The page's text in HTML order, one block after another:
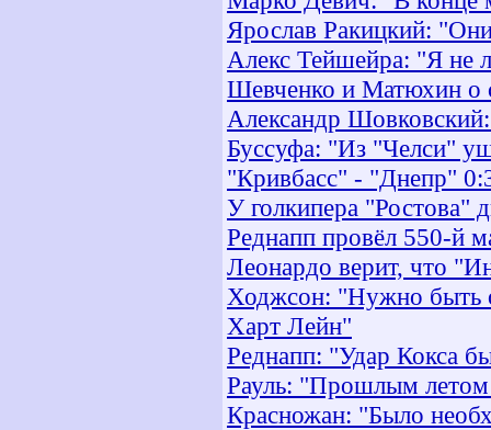
Ярослав Ракицкий:
Алекс Тейшейра: "Я не
Шевченко и Матюхин о
Александр
Буссуфа: "Из "Челси"
"Кривбасс" - "Днепр"
У голкипера "Ростова"
Реднапп провёл 550-й
Леонардо верит, что
Ходжсон: "Нужно быть
Харт Лейн"
Реднапп: "Удар Кокса
Рауль: "Прошлым
Красножан: "Было